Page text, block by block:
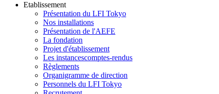
Etablissement
Présentation du LFI Tokyo
Nos installations
Présentation de l'AEFE
La fondation
Projet d'établissement
Les instancescomptes-rendus
Règlements
Organigramme de direction
Personnels du LFI Tokyo